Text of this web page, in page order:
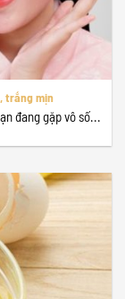
trắng mịn
đang gặp vô số...